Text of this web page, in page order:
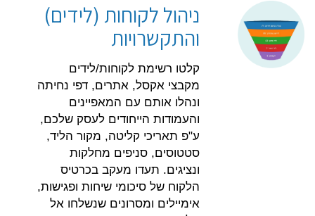
ניהול לקוחות (לידים)
והתקשרויות
קלטו רשימת לקוחות/לידים
מקבצי אקסל, אתרים, דפי נחיתה
ונהלו אותם עם המאפיינים
והעמודות הייחודים לעסק שלכם,
ע"פ תאריכי קליטה, מקור הליד,
סטטוסים, סניפים מחלקות
ונציגים. תעדו מעקב בכרטיס
הלקוח של סיכומי שיחות ופגישות,
אימיילים ומסרונים שנשלחו אל